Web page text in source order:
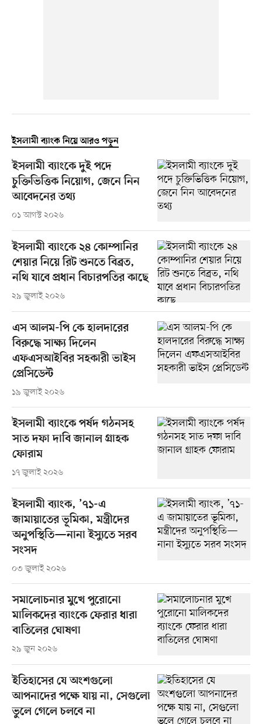
ইসলামী ব্যাংক নিয়ে আরও পড়ুন
ইসলামী ব্যাংকে দুই পদে
চুক্তিভিত্তিক নিয়োগ, জেনে নিন
আবেদনের তথ্য
০১ আগস্ট ২০২৬
ইসলামী ব্যাংকে ২৪ কোম্পানির
শেয়ার নিয়ে রিট শুনতে বিব্রত,
নথি যাবে প্রধান বিচারপতির কাছে
২৯ জুলাই ২০২৬
এস আলম-পি কে হালদারের
বিরুদ্ধে সাক্ষ্য দিলেন
এফএসআইবির সহকারী ভাইস
প্রেসিডেন্ট
১৯ জুলাই ২০২৬
ইসলামী ব্যাংকে পর্ষদ গঠনসহ
সাত দফা দাবি জানাল গ্রাহক
ফোরাম
১৭ জুলাই ২০২৬
ইসলামী ব্যাংক, ’৭১-এ
জামায়াতের ভূমিকা, মন্ত্রীদের
অনুপস্থিতি—নানা ইস্যুতে সরব
সংসদ
০৩ জুলাই ২০২৬
সমালোচনার মুখে পুরোনো
মালিকদের ব্যাংকে ফেরার ধারা
বাতিলের ঘোষণা
২৯ জুন ২০২৬
ইতিহাসের যে অংশগুলো
আপনাদের পক্ষে যায় না, সেগুলো
ভুলে গেলে চলবে না